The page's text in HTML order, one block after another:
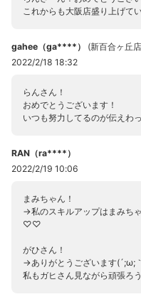
これからも大阪店盛り上げて
gahee（ga****） (新百合ヶ丘店
2022/2/18 18:32
らんさん！
おめでとうございます！
いつも努力してるのが伝えわ
RAN（ra****）
2022/2/19 10:06
まみちゃん！
→私のスキルアップはまみち
♡♡
がひさん！
→ありがとうございます(´;ω;
私もガヒさん見ながら頑張ろ